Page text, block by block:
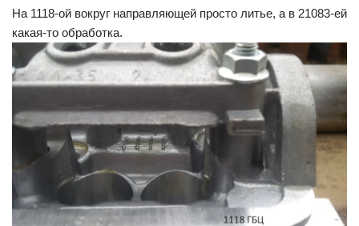
На 1118-ой вокруг направляющей просто литье, а в 21083-ей
какая-то обработка.